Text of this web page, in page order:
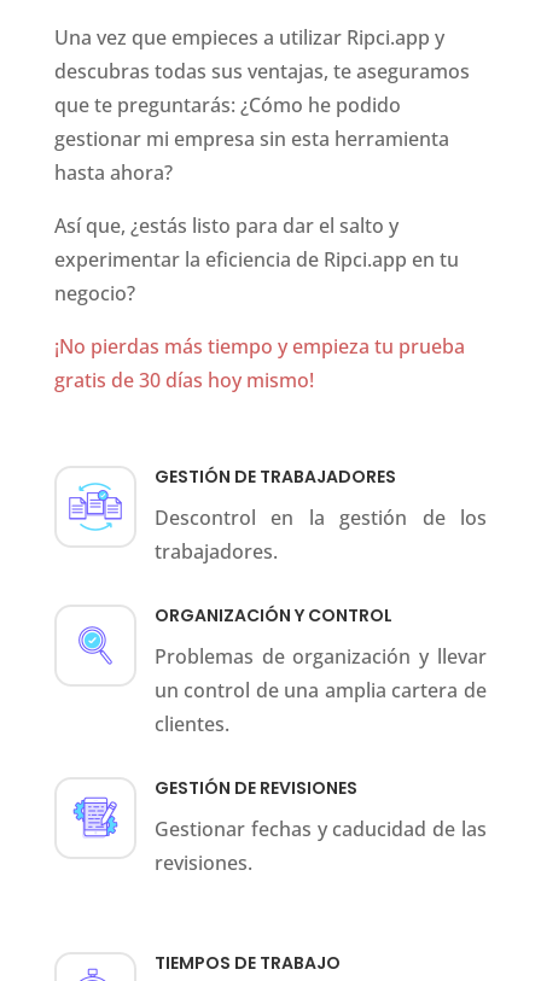
Una vez que empieces a utilizar Ripci.app y
descubras todas sus ventajas, te aseguramos
que te preguntarás: ¿Cómo he podido
gestionar mi empresa sin esta herramienta
hasta ahora?
Así que, ¿estás listo para dar el salto y
experimentar la eficiencia de Ripci.app en tu
negocio?
¡No pierdas más tiempo y empieza tu prueba
gratis de 30 días hoy mismo!
GESTIÓN DE TRABAJADORES
Descontrol en la gestión de los
trabajadores.
ORGANIZACIÓN Y CONTROL
Problemas de organización y llevar
un control de una amplia cartera de
clientes.
GESTIÓN DE REVISIONES
Gestionar fechas y caducidad de las
revisiones.
TIEMPOS DE TRABAJO